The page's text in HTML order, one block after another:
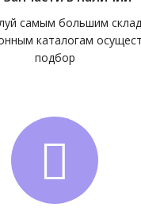
самым большим
каталогам
подбор